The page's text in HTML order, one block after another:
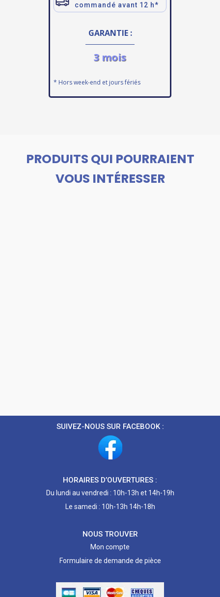
commandé avant 12 h*
GARANTIE :
3 mois
* Hors week-end et jours fériés
PRODUITS QUI POURRAIENT
VOUS INTÉRESSER
SUIVEZ-NOUS SUR FACEBOOK :
HORAIRES D’OUVERTURES :
Du lundi au vendredi : 10h-13h et 14h-19h
Le samedi : 10h-13h 14h-18h
NOUS TROUVER
Mon compte
Formulaire de demande de pièce